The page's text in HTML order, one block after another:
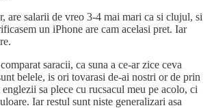
are salarii de vreo 3-4 mai mari ca si clujul, si
un iPhone are cam acelasi pret. Iar
saracii, ca suna a ce-ar zice ceva
belele, is ori tovarasi de-ai nostri or de prin
sa plece cu rucsacul meu pe acolo, ci
Iar restul sunt niste generalizari asa